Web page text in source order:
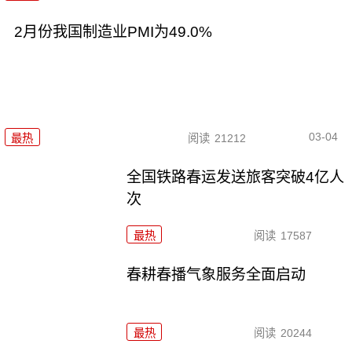
2月份我国制造业PMI为49.0%
最热 阅读 21212 03-04
全国铁路春运发送旅客突破4亿人
次
最热 阅读 17587
春耕春播气象服务全面启动
最热 阅读 20244